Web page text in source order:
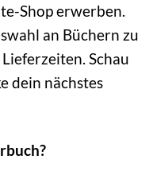
Shop erwerben.
an Büchern zu
Schau
dein nächstes